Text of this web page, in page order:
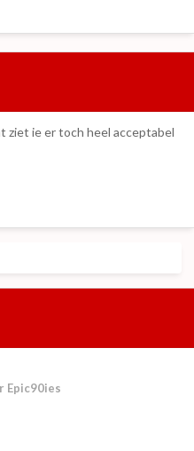
ziet ie er toch heel acceptabel
Epic90ies